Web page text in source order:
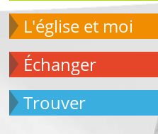
L'église et moi
échanger
Trouver